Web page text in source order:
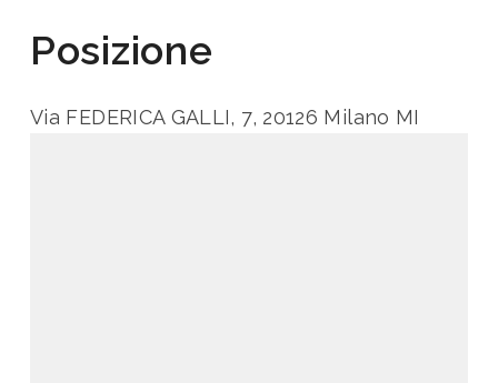
Posizione
Via FEDERICA GALLI, 7, 20126 Milano MI